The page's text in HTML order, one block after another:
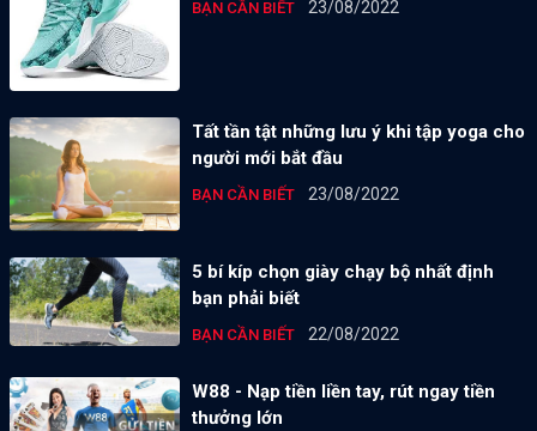
BẠN CẦN BIẾT 23/08/2022
Tất tần tật những lưu ý khi tập yoga cho
người mới bắt đầu
BẠN CẦN BIẾT 23/08/2022
5 bí kíp chọn giày chạy bộ nhất định
bạn phải biết
BẠN CẦN BIẾT 22/08/2022
W88 - Nạp tiền liền tay, rút ngay tiền
thưởng lớn